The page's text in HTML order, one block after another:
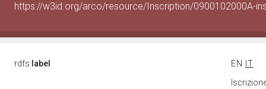
https://w3id.org/arco/resource/Inscription/0900102000A-
rdfs: label EN
IT